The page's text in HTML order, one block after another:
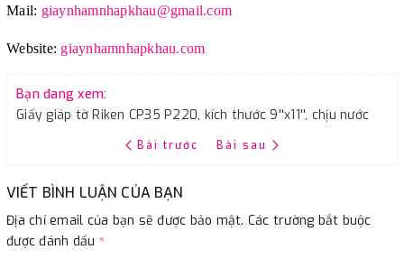
Mail: giaynhamnhapkhau@gmail.com
Website: giaynhamnhapkhau.com
Bạn đang xem:
Giấy giáp tờ Riken CP35 P220, kích thước 9''x11'', chịu nước
Bài trước Bài sau
VIẾT BÌNH LUẬN CỦA BẠN
Địa chỉ email của bạn sẽ được bảo mật. Các trường bắt buộc
được đánh dấu *